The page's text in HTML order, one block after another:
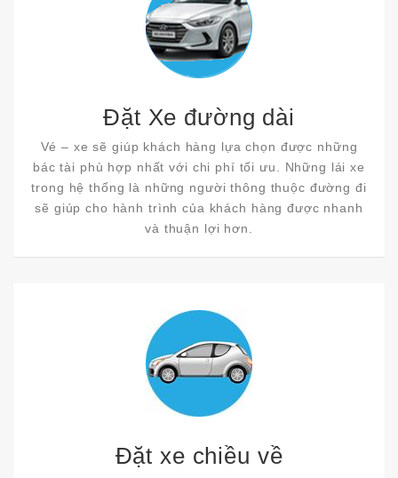
Đặt Xe đường dài
Vé – xe sẽ giúp khách hàng lựa chọn được những
bác tài phù hợp nhất với chi phí tối ưu. Những lái xe
trong hệ thống là những người thông thuộc đường đi
sẽ giúp cho hành trình của khách hàng được nhanh
và thuận lợi hơn.
Đặt xe chiều về